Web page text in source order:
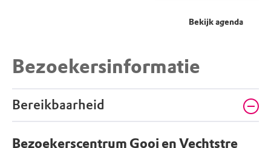
Bekijk agenda
Bezoekersinformatie
Bereikbaarheid
Bezoekerscentrum Gooi en Vechtstre